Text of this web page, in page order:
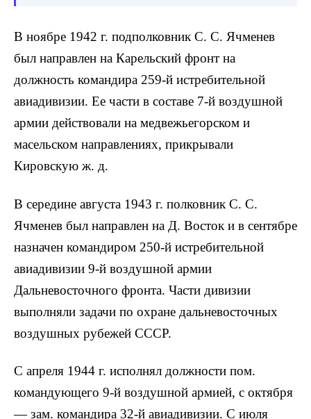
В ноябре 1942 г. подполковник С. С. Ячменев
был направлен на Карельский фронт на
должность командира 259-й истребительной
авиадивизии. Ее части в составе 7-й воздушной
армии действовали на медвежьегорском и
масельском направлениях, прикрывали
Кировскую ж. д.
В середине августа 1943 г. полковник С. С.
Ячменев был направлен на Д. Восток и в сентябре
назначен командиром 250-й истребительной
авиадивизии 9-й воздушной армии
Дальневосточного фронта. Части дивизии
выполняли задачи по охране дальневосточных
воздушных рубежей СССР.
С апреля 1944 г. исполнял должности пом.
командующего 9-й воздушной армией, с октября
— зам. командира 32-й авиадивизии. С июля